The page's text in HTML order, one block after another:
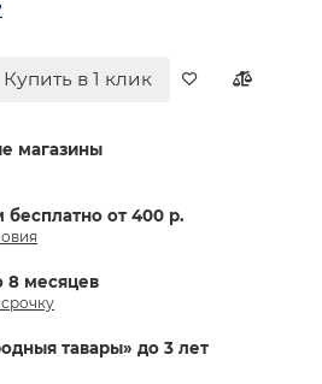
Купить в 1 клик
магазины
от 400 р.
8 месяцев
тавары» до 3 лет